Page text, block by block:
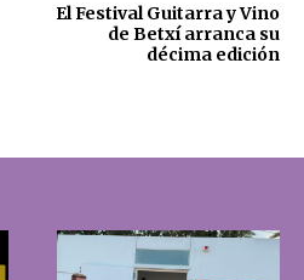
El Festival Guitarra y Vino
de Betxí arranca su
décima edición